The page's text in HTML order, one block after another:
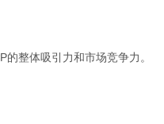
整体吸引力和市场竞争力。